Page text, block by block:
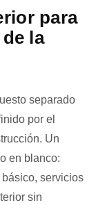
para
la
separado
por el
Un
en blanco:
servicios
sin